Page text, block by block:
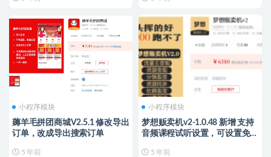
小程序模块
薅羊毛拼团商城V2.5.1 修改导出
订单，改成导出搜索订单
5 年前
小程序模块
梦想贩卖机v2-1.0.48 新增 支持
音频课程试听设置，可设置免费
5 年前